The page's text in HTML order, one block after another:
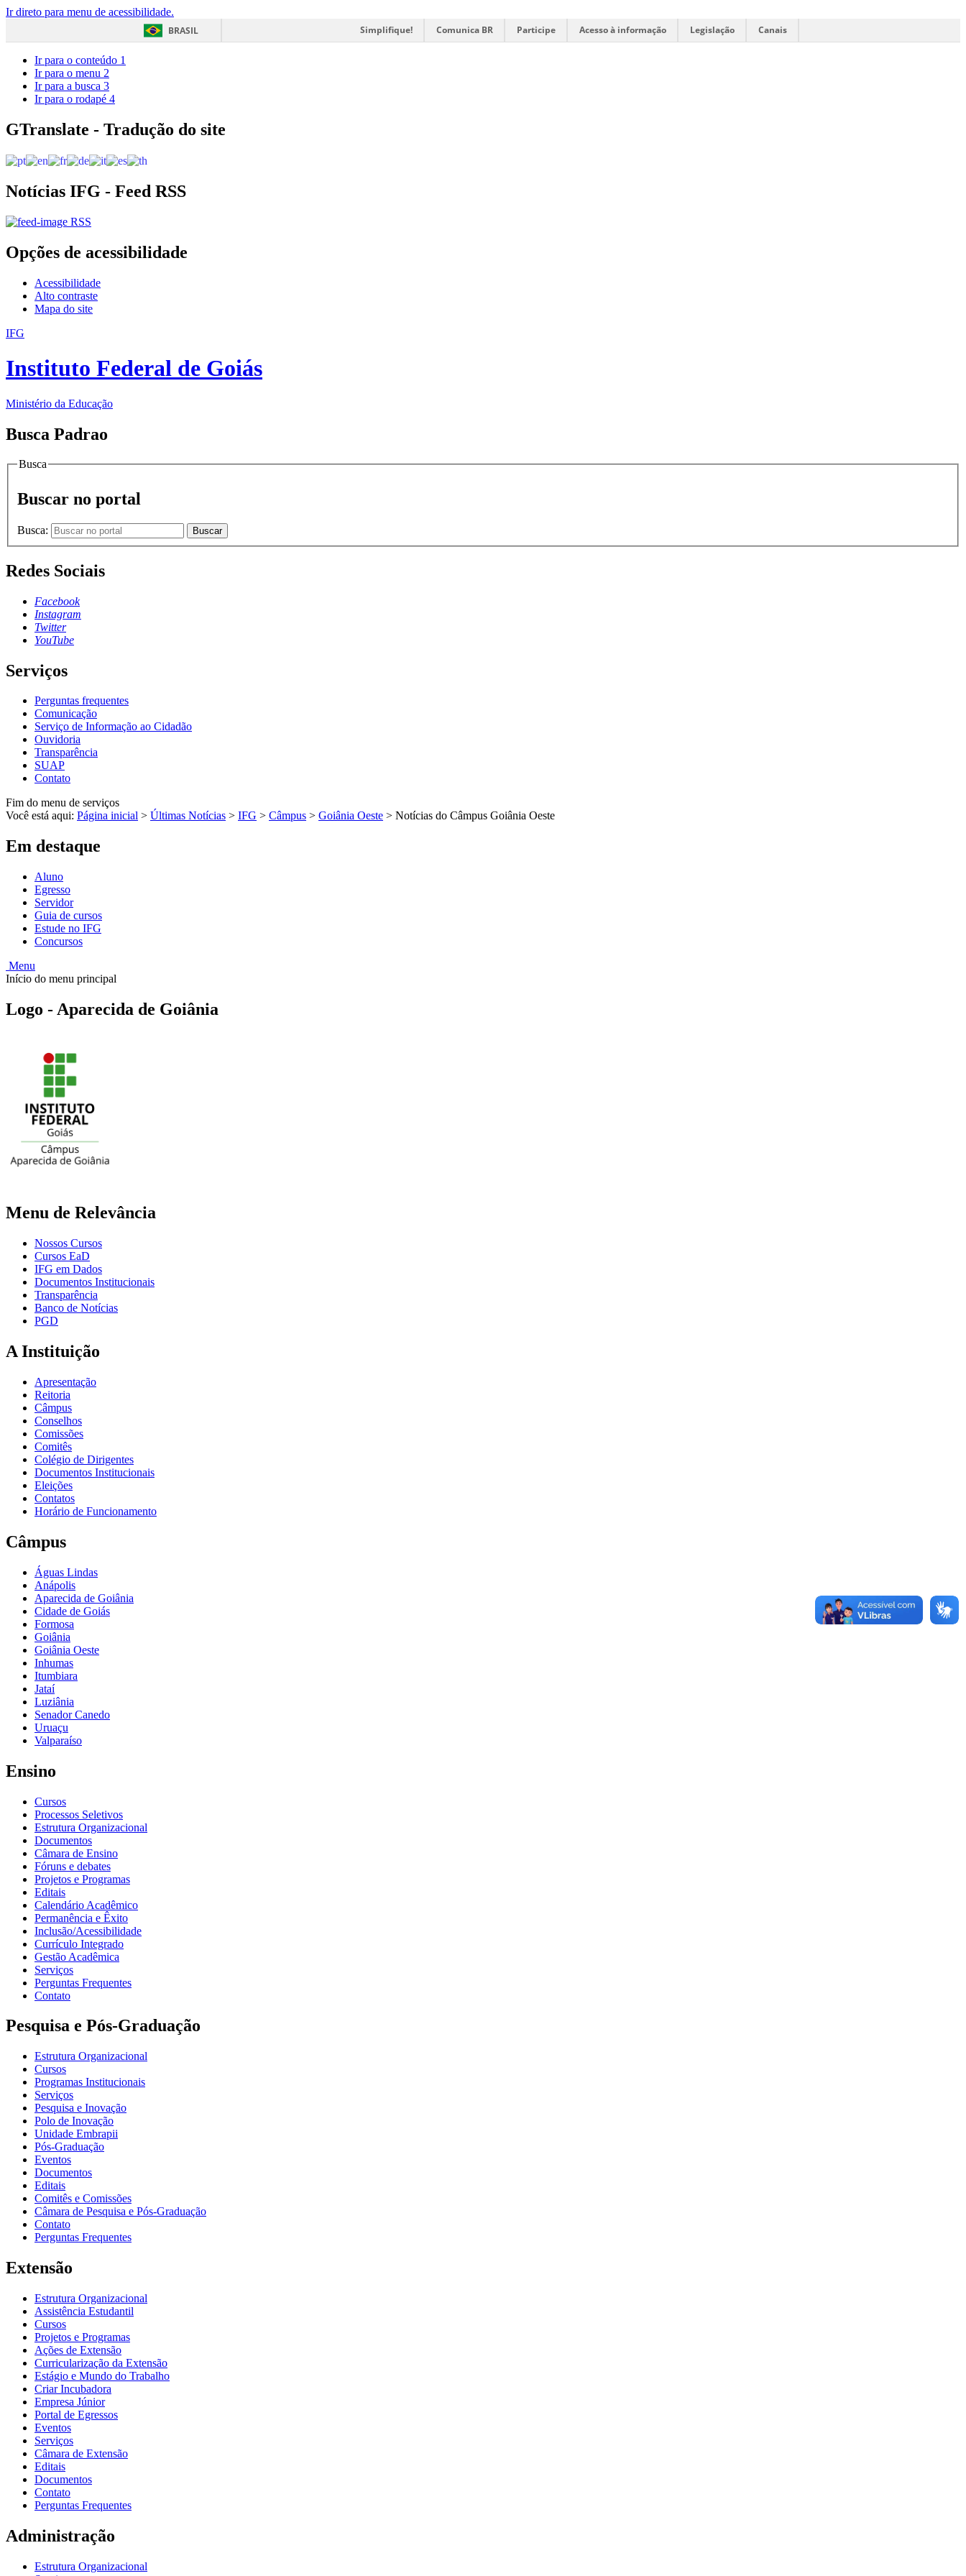
Ir direto para menu de acessibilidade.
BRASIL
Simplifique! Comunica BR Participe Acesso à informação Legislação Canais
Ir para o conteúdo 1
Ir para o menu 2
Ir para a busca 3
Ir para o rodapé 4
GTranslate - Tradução do site
Notícias IFG - Feed RSS
RSS
Opções de acessibilidade
Acessibilidade
Alto contraste
Mapa do site
IFG
Instituto Federal de Goiás
Ministério da Educação
Busca Padrao
Busca
Buscar no portal
Busca: Buscar
Redes Sociais
Facebook
Instagram
Twitter
YouTube
Serviços
Perguntas frequentes
Comunicação
Serviço de Informação ao Cidadão
Ouvidoria
Transparência
SUAP
Contato
Fim do menu de serviços
Você está aqui: Página inicial > Últimas Notícias > IFG > Câmpus > Goiânia Oeste > Notícias do Câmpus Goiânia Oeste
Em destaque
Aluno
Egresso
Servidor
Guia de cursos
Estude no IFG
Concursos
Menu
Início do menu principal
Logo - Aparecida de Goiânia
Menu de Relevância
Nossos Cursos
Cursos EaD
IFG em Dados
Documentos Institucionais
Transparência
Banco de Notícias
PGD
A Instituição
Apresentação
Reitoria
Câmpus
Conselhos
Comissões
Comitês
Colégio de Dirigentes
Documentos Institucionais
Eleições
Contatos
Horário de Funcionamento
Câmpus
Águas Lindas
Anápolis
Aparecida de Goiânia
Cidade de Goiás
Formosa
Goiânia
Goiânia Oeste
Inhumas
Itumbiara
Jataí
Luziânia
Senador Canedo
Uruaçu
Valparaíso
Ensino
Cursos
Processos Seletivos
Estrutura Organizacional
Documentos
Câmara de Ensino
Fóruns e debates
Projetos e Programas
Editais
Calendário Acadêmico
Permanência e Êxito
Inclusão/Acessibilidade
Currículo Integrado
Gestão Acadêmica
Serviços
Perguntas Frequentes
Contato
Pesquisa e Pós-Graduação
Estrutura Organizacional
Cursos
Programas Institucionais
Serviços
Pesquisa e Inovação
Polo de Inovação
Unidade Embrapii
Pós-Graduação
Eventos
Documentos
Editais
Comitês e Comissões
Câmara de Pesquisa e Pós-Graduação
Contato
Perguntas Frequentes
Extensão
Estrutura Organizacional
Assistência Estudantil
Cursos
Projetos e Programas
Ações de Extensão
Curricularização da Extensão
Estágio e Mundo do Trabalho
Criar Incubadora
Empresa Júnior
Portal de Egressos
Eventos
Serviços
Câmara de Extensão
Editais
Documentos
Contato
Perguntas Frequentes
Administração
Estrutura Organizacional